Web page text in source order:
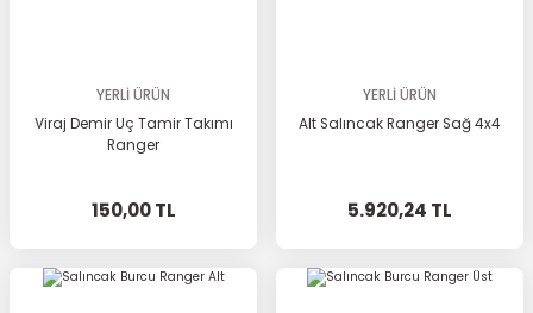
YERLİ ÜRÜN
Viraj Demir Uç Tamir Takımı
Ranger
150,00 TL
YERLİ ÜRÜN
Alt Salıncak Ranger Sağ 4x4
5.920,24 TL